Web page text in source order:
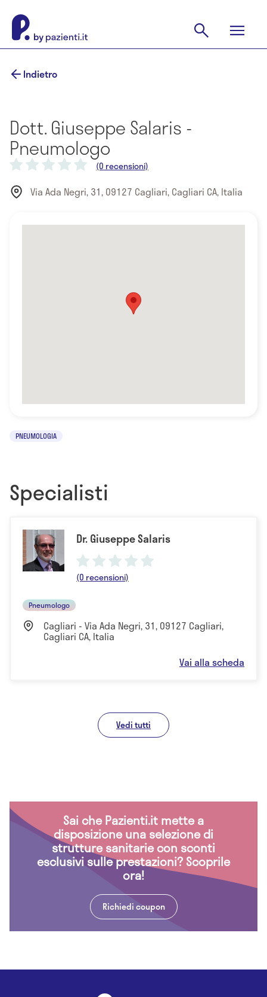
Indietro
Dott. Giuseppe Salaris -
Pneumologo
(0 recensioni)
Via Ada Negri, 31, 09127 Cagliari, Cagliari CA, Italia
PNEUMOLOGIA
Specialisti
Dr. Giuseppe Salaris
(0 recensioni)
Pneumologo
Cagliari - Via Ada Negri, 31, 09127 Cagliari,
Cagliari CA, Italia
Vai alla scheda
Vedi tutti
Sai che Pazienti.it mette a
disposizione una selezione di
strutture sanitarie con sconti
esclusivi sulle prestazioni? Scoprile
ora!
Richiedi coupon